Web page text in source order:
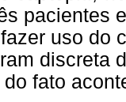
pacientes
uso do
discreta
fato